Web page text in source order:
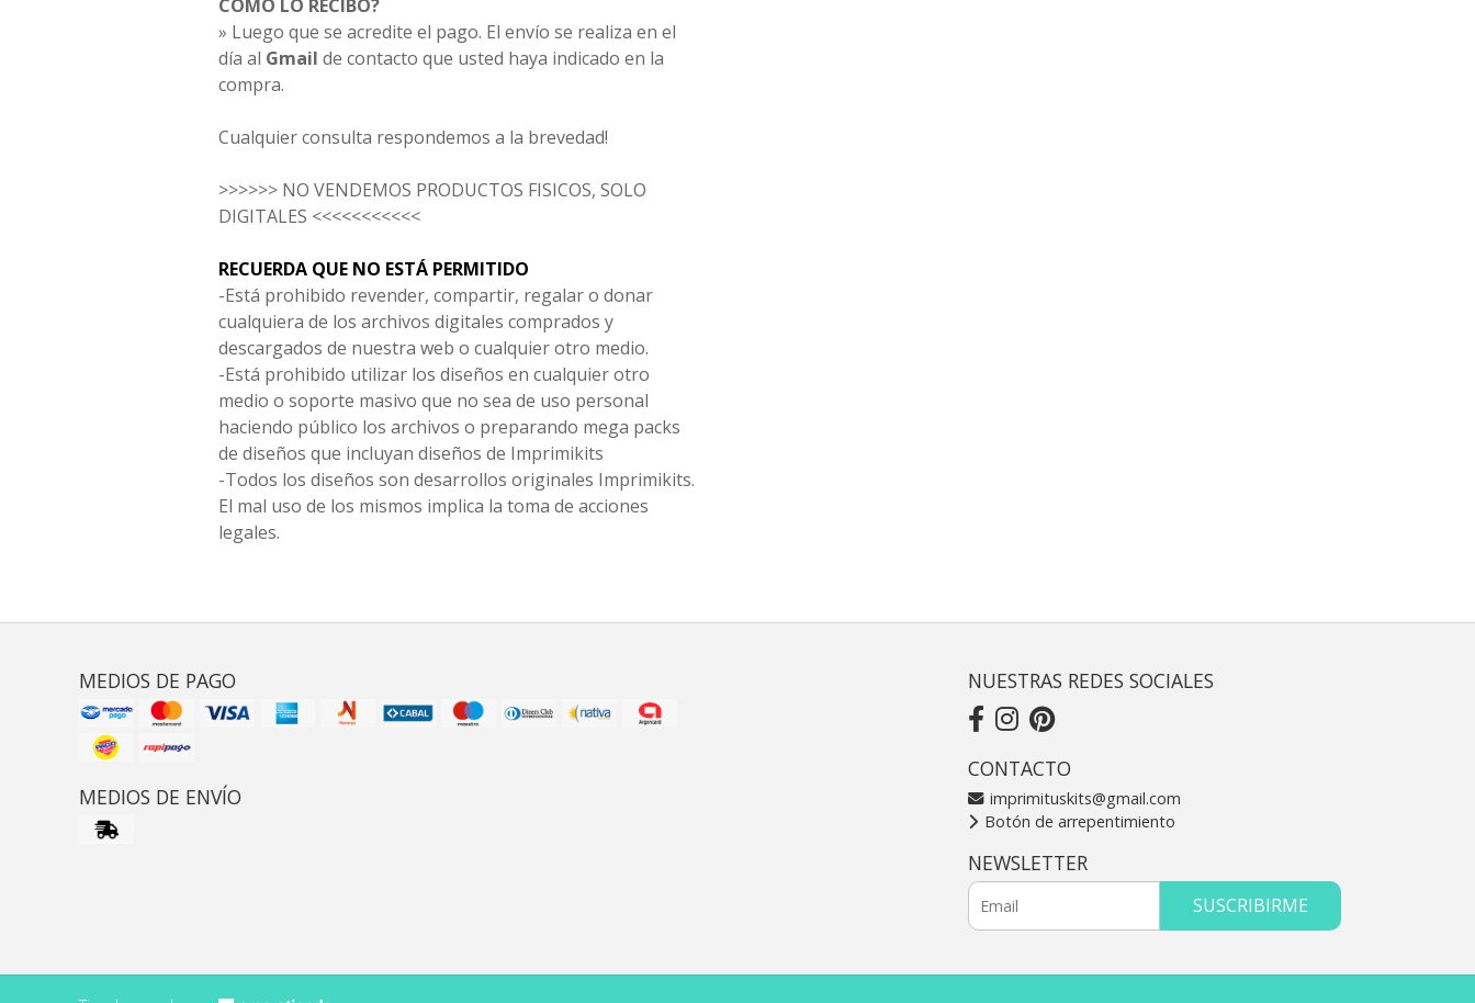
CÓMO LO RECIBO?
» Luego que se acredite el pago. El envío se realiza en el
día al Gmail de contacto que usted haya indicado en la
compra.
Cualquier consulta respondemos a la brevedad!
>>>>>> NO VENDEMOS PRODUCTOS FISICOS, SOLO
DIGITALES <<<<<<<<<<<
RECUERDA QUE NO ESTÁ PERMITIDO
-Está prohibido revender, compartir, regalar o donar
cualquiera de los archivos digitales comprados y
descargados de nuestra web o cualquier otro medio.
-Está prohibido utilizar los diseños en cualquier otro
medio o soporte masivo que no sea de uso personal
haciendo público los archivos o preparando mega packs
de diseños que incluyan diseños de Imprimikits
-Todos los diseños son desarrollos originales Imprimikits.
El mal uso de los mismos implica la toma de acciones
legales.
MEDIOS DE PAGO
MEDIOS DE ENVÍO
NUESTRAS REDES SOCIALES
CONTACTO
imprimituskits@gmail.com
Botón de arrepentimiento
NEWSLETTER
SUSCRIBIRME